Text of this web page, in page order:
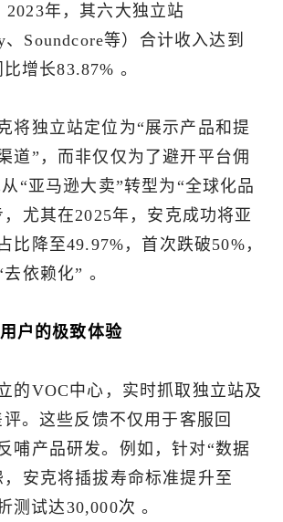
2023年，其六大独立站
、Soundcore等）合计收入达到
增长83.87% 。
将独立站定位为“展示产品和提
道”，而非仅仅为了避开平台佣
“亚马逊大卖”转型为“全球化品
尤其在2025年，安克成功将亚
比降至49.97%，首次跌破50%，
依赖化” 。
户的极致体验
的VOC中心，实时抓取独立站及
。这些反馈不仅用于客服回
哺产品研发。例如，针对“数据
，安克将插拔寿命标准提升至
测试达30,000次 。